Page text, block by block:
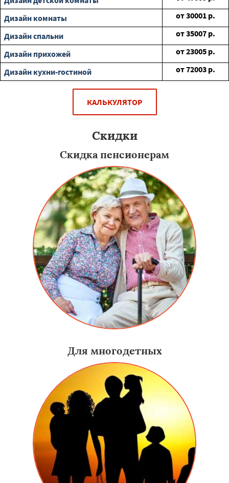
Дизайн комнаты
от30001 р.
Дизайн спальни
от35007 р.
Дизайн прихожей
от23005 р.
Дизайн кухни-гостиной
от72003 р.
КАЛЬКУЛЯТОР
Скидки
Скидка пенсионерам
Для многодетных